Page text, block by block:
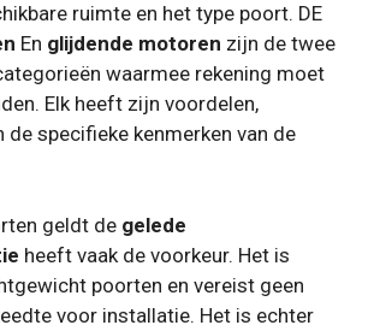
ruimte en het type poort. DE
En glijdende motoren zijn de twee
waarmee rekening moet
Elk heeft zijn voordelen,
de specifieke kenmerken van de
geldt de gelede
heeft vaak de voorkeur. Het is
poorten en vereist geen
voor installatie. Het is echter